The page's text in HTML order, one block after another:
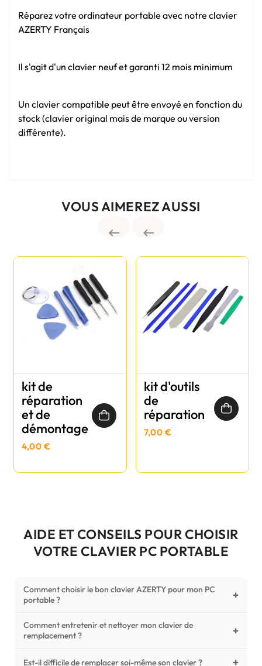
Réparez votre ordinateur portable avec notre clavier
AZERTY Français
Il s'agit d'un clavier neuf et garanti 12 mois minimum
Un clavier compatible peut être envoyé en fonction du
stock (clavier original mais de marque ou version
différente).
VOUS AIMEREZ AUSSI
 
kit de
réparation
et de
démontage
4,00 €
kit d'outils
de
réparation
7,00 €
AIDE ET CONSEILS POUR CHOISIR
VOTRE CLAVIER PC PORTABLE
Comment choisir le bon clavier AZERTY pour mon PC
portable ?
+
Pour ne pas vous tromper, vérifiez trois points critiques sur
votre clavier d'origine : la disposition (AZERTY Français), la
Comment entretenir et nettoyer mon clavier de
remplacement ?
+
Un entretien régulier prolonge la vie de vos touches.
Est-il difficile de remplacer soi-même son clavier ? +